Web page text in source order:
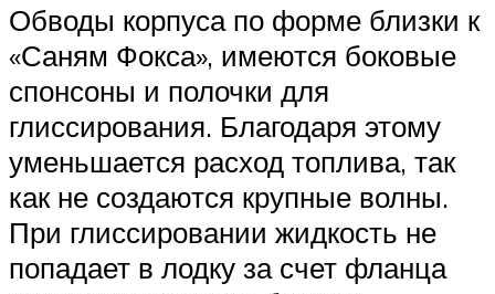
Обводы корпуса по форме близки к
«Саням Фокса», имеются боковые
спонсоны и полочки для
глиссирования. Благодаря этому
уменьшается расход топлива, так
как не создаются крупные волны.
При глиссировании жидкость не
попадает в лодку за счет фланца